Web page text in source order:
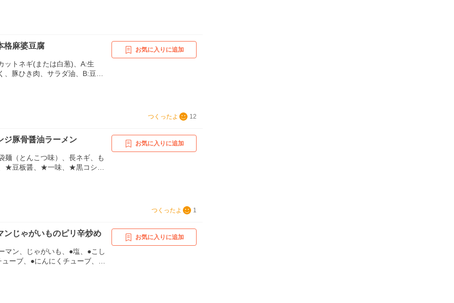
格麻婆豆腐
ットネギ(または白葱)、A:生
、豚ひき肉、サラダ油、B:豆板
お気に入りに追加
つくったよ 12
ジ豚骨醤油ラーメン
麺（とんこつ味）、長ネギ、も
★豆板醤、★一味、★黒コショ
お気に入りに追加
つくったよ 1
ンじゃがいものピリ辛炒め
マン、じゃがいも、●塩、●こし
ーブ、●にんにくチューブ、●
お気に入りに追加